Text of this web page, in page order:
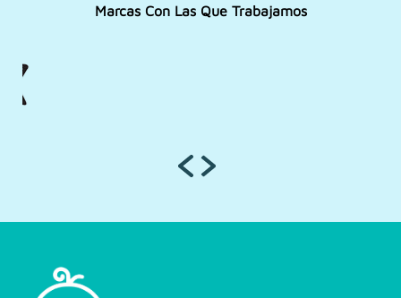
Marcas Con Las Que Trabajamos